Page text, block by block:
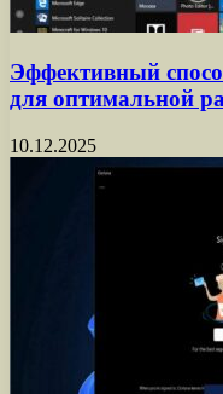
Эффективный
для оптимальной
10.12.2025